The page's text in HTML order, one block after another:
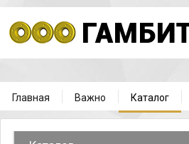
Главная Важно Каталог